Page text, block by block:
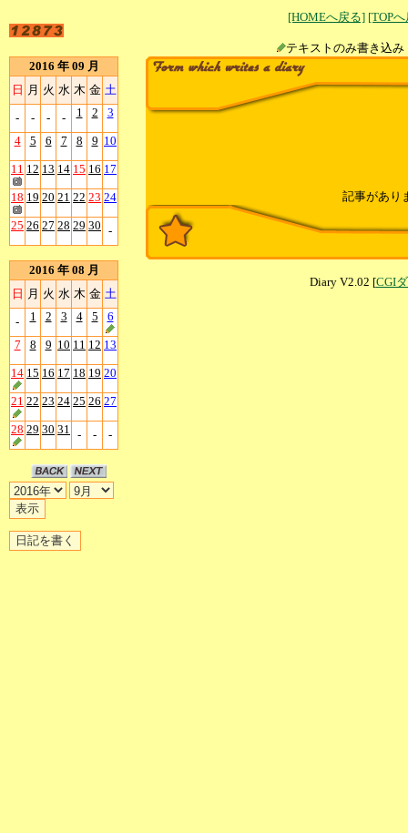
[HOMEへ戻る] [TOP
テキストのみ書
2016 年 09 月
日 月 火 水 木 金 土
- - - - 1 2 3
4 5 6 7 8 9 10
11 12 13 14 15 16 17
18 19 20 21 22 23 24
25 26 27 28 29 30 -
2016 年 08 月
日 月 火 水 木 金 土
- 1 2 3 4 5 6
7 8 9 10 11 12 13
14 15 16 17 18 19 20
21 22 23 24 25 26 27
28 29 30 31 - - -
記事があり
Diary V2.02 [CGI